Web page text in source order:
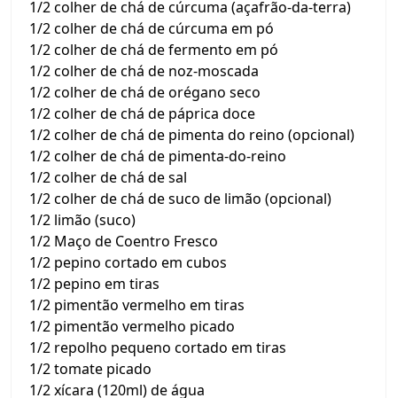
1/2 colher de chá de cúrcuma (açafrão-da-terra)
1/2 colher de chá de cúrcuma em pó
1/2 colher de chá de fermento em pó
1/2 colher de chá de noz-moscada
1/2 colher de chá de orégano seco
1/2 colher de chá de páprica doce
1/2 colher de chá de pimenta do reino (opcional)
1/2 colher de chá de pimenta-do-reino
1/2 colher de chá de sal
1/2 colher de chá de suco de limão (opcional)
1/2 limão (suco)
1/2 Maço de Coentro Fresco
1/2 pepino cortado em cubos
1/2 pepino em tiras
1/2 pimentão vermelho em tiras
1/2 pimentão vermelho picado
1/2 repolho pequeno cortado em tiras
1/2 tomate picado
1/2 xícara (120ml) de água